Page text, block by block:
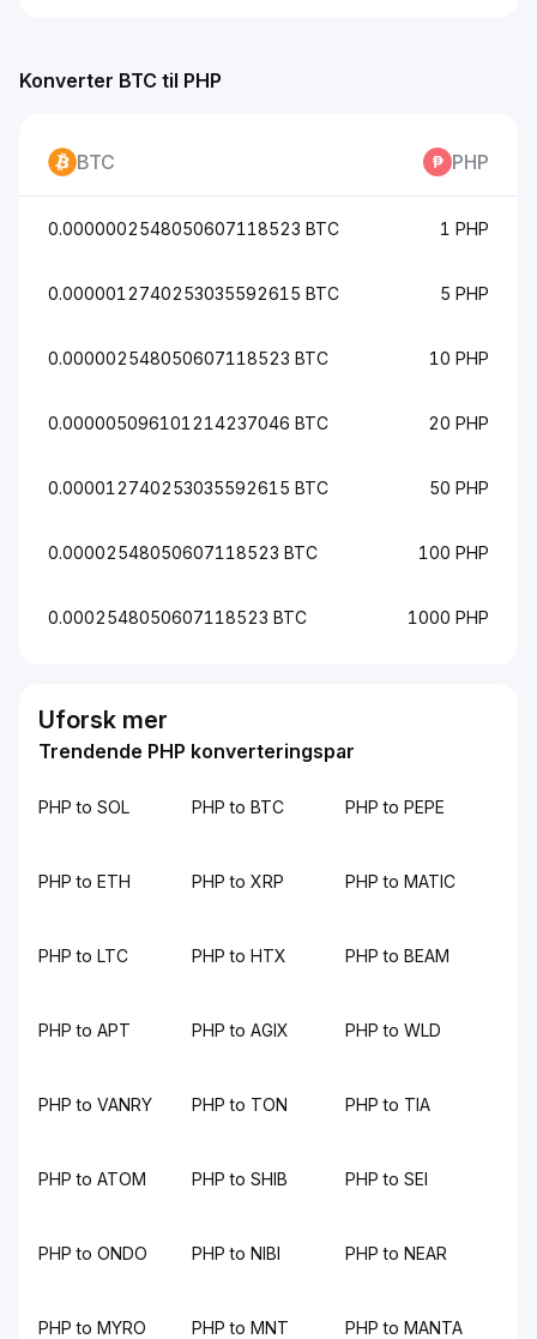
Konverter BTC til PHP
BTC PHP
0.0000002548050607118523 BTC 1 PHP
0.0000012740253035592615 BTC 5 PHP
0.000002548050607118523 BTC 10 PHP
0.000005096101214237046 BTC 20 PHP
0.000012740253035592615 BTC 50 PHP
0.00002548050607118523 BTC 100 PHP
0.0002548050607118523 BTC 1000 PHP
Uforsk mer
Trendende PHP konverteringspar
PHP to SOL PHP to BTC PHP to PEPE
PHP to ETH PHP to XRP PHP to MATIC
PHP to LTC PHP to HTX PHP to BEAM
PHP to APT PHP to AGIX PHP to WLD
PHP to VANRY PHP to TON PHP to TIA
PHP to ATOM PHP to SHIB PHP to SEI
PHP to ONDO PHP to NIBI PHP to NEAR
PHP to MYRO PHP to MNT PHP to MANTA